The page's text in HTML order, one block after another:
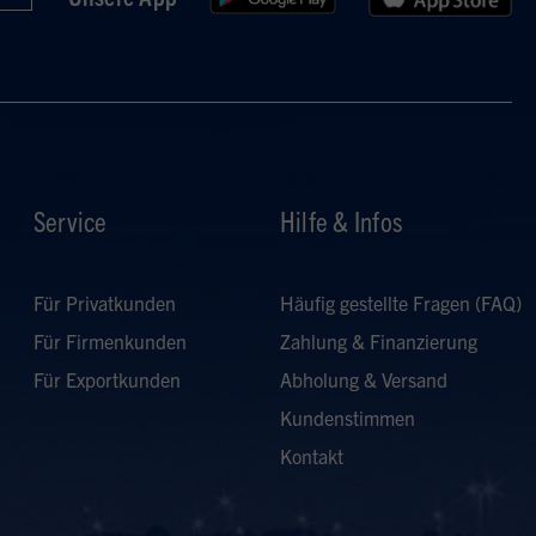
Service
Für Privatkunden
Für Firmenkunden
Für Exportkunden
Hilfe & Infos
Häufig gestellte Fragen (FAQ)
Zahlung & Finanzierung
Abholung & Versand
Kundenstimmen
Kontakt